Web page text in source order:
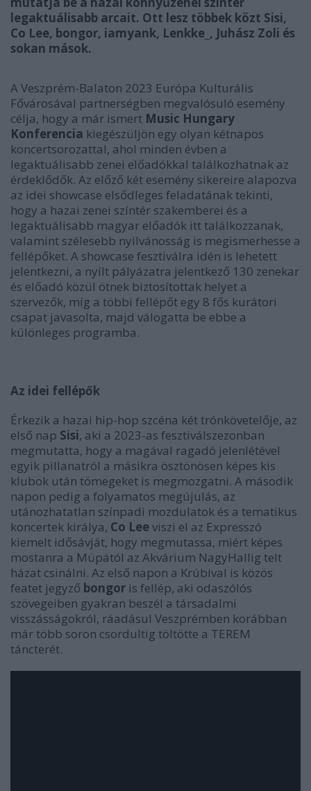
legaktuálisabb arcait. Ott lesz többek közt Sisi,
Co Lee, bongor, iamyank, Lenkke_, Juhász Zoli és
sokan mások.
A Veszprém-Balaton 2023 Európa Kulturális
Fővárosával partnerségben megvalósuló esemény
célja, hogy a már ismert Music Hungary
Konferencia kiegészüljön egy olyan kétnapos
koncertsorozattal, ahol minden évben a
legaktuálisabb zenei előadókkal találkozhatnak az
érdeklődők. Az előző két esemény sikereire alapozva
az idei showcase elsődleges feladatának tekinti,
hogy a hazai zenei színtér szakemberei és a
legaktuálisabb magyar előadók itt találkozzanak,
valamint szélesebb nyilvánosság is megismerhesse a
fellépőket. A showcase fesztiválra idén is lehetett
jelentkezni, a nyílt pályázatra jelentkező 130 zenekar
és előadó közül ötnek biztosítottak helyet a
szervezők, míg a többi fellépőt egy 8 fős kurátori
csapat javasolta, majd válogatta be ebbe a
különleges programba.
Az idei fellépők
Érkezik a hazai hip-hop szcéna két trónkövetelője, az
első nap Sisi, aki a 2023-as fesztiválszezonban
megmutatta, hogy a magával ragadó jelenlétével
egyik pillanatról a másikra ösztönösen képes kis
klubok után tömegeket is megmozgatni. A második
napon pedig a folyamatos megújulás, az
utánozhatatlan színpadi mozdulatok és a tematikus
koncertek királya, Co Leeviszi el az Expresszó
kiemelt idősávját, hogy megmutassa, miért képes
mostanra a Müpától az Akvárium NagyHallig telt
házat csinálni. Az első napon a Krúbival is közös
featet jegyző bongor is fellép, aki odaszólós
szövegeiben gyakran beszél a társadalmi
visszásságokról, ráadásul Veszprémben korábban
már több soron csordultig töltötte a TEREM
táncterét.